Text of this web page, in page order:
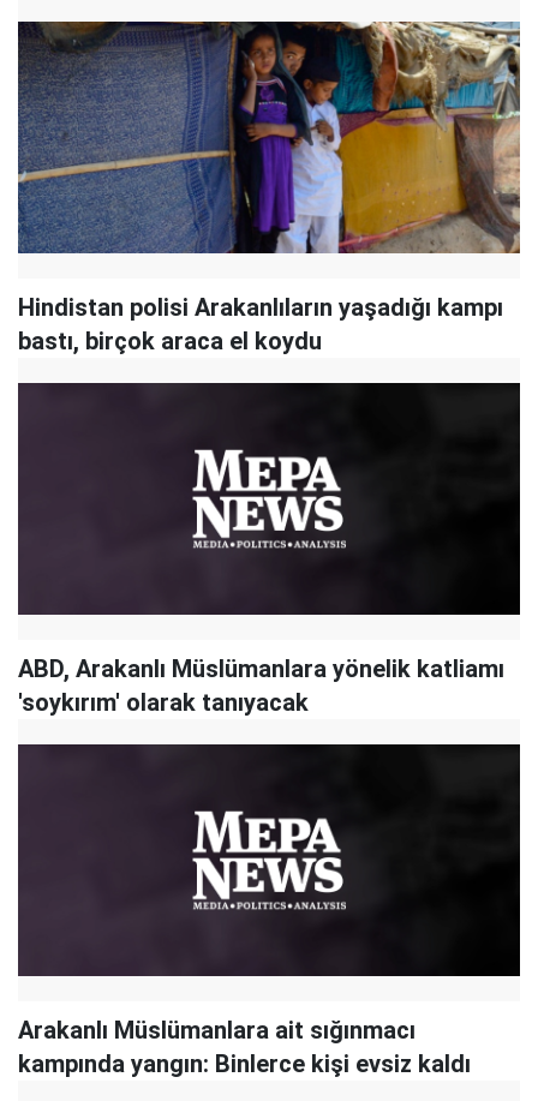
Hindistan polisi Arakanlıların yaşadığı kampı
bastı, birçok araca el koydu
ABD, Arakanlı Müslümanlara yönelik katliamı
'soykırım' olarak tanıyacak
Arakanlı Müslümanlara ait sığınmacı
kampında yangın: Binlerce kişi evsiz kaldı